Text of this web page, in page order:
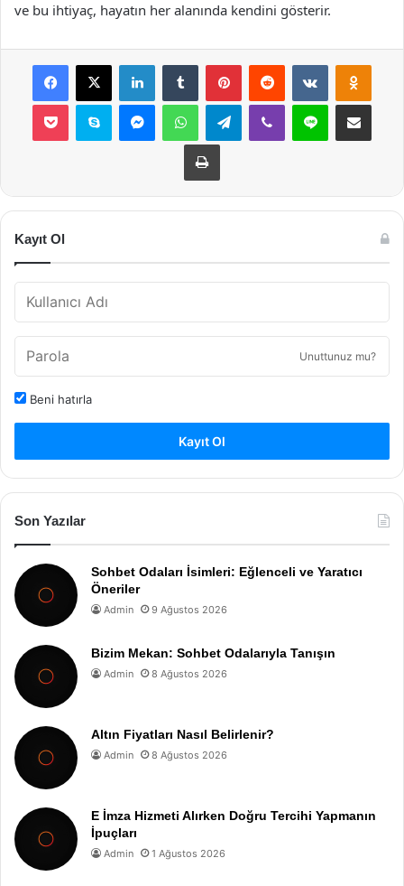
ve bu ihtiyaç, hayatın her alanında kendini gösterir.
Facebook
X LinkedInTumblr PinterestReddit VKontakte
Pocket Skype MessengerWhatsAppTelegramViber Line E-Posta ile
Yazdır
Kayıt Ol
Unuttunuz mu?
Beni hatırla
Kayıt Ol
Son Yazılar
Sohbet Odaları İsimleri: Eğlenceli ve Yaratıcı
Öneriler
Admin 9 Ağustos 2026
Bizim Mekan: Sohbet Odalarıyla Tanışın
Admin 8 Ağustos 2026
Altın Fiyatları Nasıl Belirlenir?
Admin 8 Ağustos 2026
E İmza Hizmeti Alırken Doğru Tercihi Yapmanın
İpuçları
Admin 1 Ağustos 2026